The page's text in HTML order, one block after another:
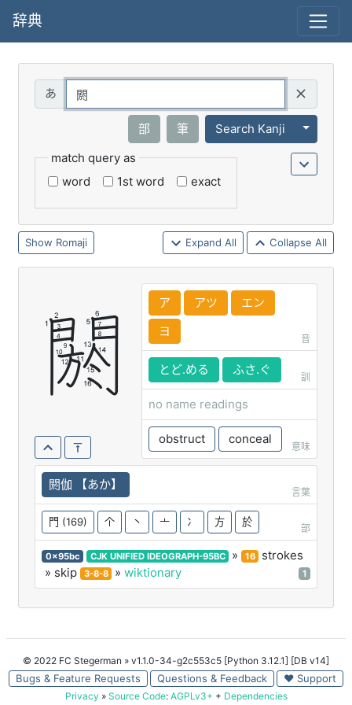
辞典
部 筆 Search Kanji
Toggle
match query as
word
1st word exact
Romaji Expand All Collapse All
閼 ア アツ
エン
ヨ
音
とど.める ふさ.ぐ
訓
no name readings
obstruct conceal
意味
閼伽 【あか】
言葉
門 (169) 个 丶 亠 冫 方 於
部
0x95bc CJK UNIFIED IDEOGRAPH-95BC » 16
strokes
» skip
3-8-8 » wiktionary 1
© 2022 FC Stegerman » v1.1.0-34-g2c553c5 [Python 3.12.1] [DB v14]
Bugs & Feature Requests Questions & Feedback ♥ Support
Privacy » Source Code: AGPLv3+ + Dependencies